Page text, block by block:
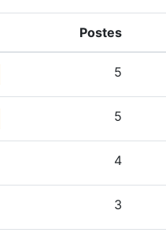
Postes
5
5
4
3